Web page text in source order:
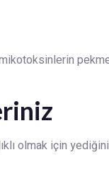
mikotoksinlerin
olmak için